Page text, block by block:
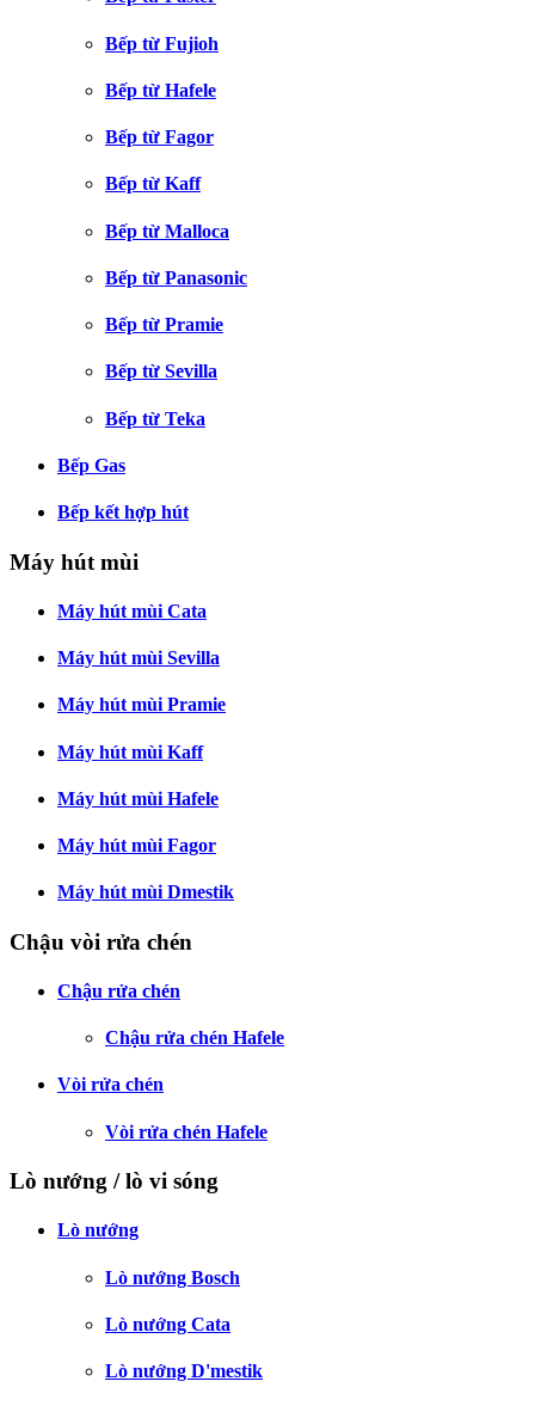
Bếp từ Fujioh
Bếp từ Hafele
Bếp từ Fagor
Bếp từ Kaff
Bếp từ Malloca
Bếp từ Panasonic
Bếp từ Pramie
Bếp từ Sevilla
Bếp từ Teka
Bếp Gas
Bếp kết hợp hút
Máy hút mùi
Máy hút mùi Cata
Máy hút mùi Sevilla
Máy hút mùi Pramie
Máy hút mùi Kaff
Máy hút mùi Hafele
Máy hút mùi Fagor
Máy hút mùi Dmestik
Chậu vòi rửa chén
Chậu rửa chén
Chậu rửa chén Hafele
Vòi rửa chén
Vòi rửa chén Hafele
Lò nướng / lò vi sóng
Lò nướng
Lò nướng Bosch
Lò nướng Cata
Lò nướng D'mestik